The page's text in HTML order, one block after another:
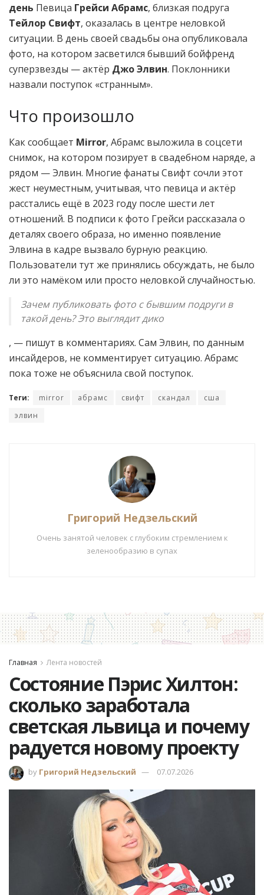
день Певица Грейси Абрамс, близкая подруга
Тейлор Свифт, оказалась в центре неловкой
ситуации. В день своей свадьбы она опубликовала
фото, на котором засветился бывший бойфренд
суперзвезды — актёр Джо Элвин. Поклонники
назвали поступок «странным».
Что произошло
Как сообщает Mirror, Абрамс выложила в соцсети
снимок, на котором позирует в свадебном наряде, а
рядом — Элвин. Многие фанаты Свифт сочли этот
жест неуместным, учитывая, что певица и актёр
расстались ещё в 2023 году после шести лет
отношений. В подписи к фото Грейси рассказала о
деталях своего образа, но именно появление
Элвина в кадре вызвало бурную реакцию.
Пользователи тут же принялись обсуждать, не было
ли это намёком или просто неловкой случайностью.
Зачем публиковать фото с бывшим подруги в
такой день? Это выглядит дико
, — пишут в комментариях. Сам Элвин, по данным
инсайдеров, не комментирует ситуацию. Абрамс
пока тоже не объяснила свой поступок.
Теги: mirror абрамс свифт скандал
сша
элвин
Григорий Недзельский
Очень занятой человек с глубоким стремлением к
зеленообразию в супах
Главная Лента новостей
Состояние Пэрис Хилтон:
сколько заработала
светская львица и почему
радуется новому проекту
by Григорий Недзельский 07.07.2026